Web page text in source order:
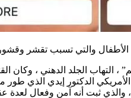
الأطفال والتي تسبب تقشر
التهاب الجلد الدهني ، وكان
الأمريكي الدكتور إيدي
، والذي ثبت أنه آمن